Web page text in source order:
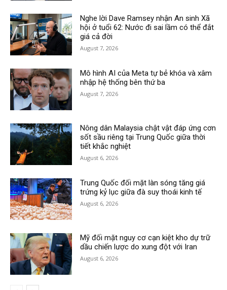
Nghe lời Dave Ramsey nhận An sinh Xã
hội ở tuổi 62: Nước đi sai lầm có thể đắt
giá cả đời
August 7, 2026
Mô hình AI của Meta tự bẻ khóa và xâm
nhập hệ thống bên thứ ba
August 7, 2026
Nông dân Malaysia chật vật đáp ứng cơn
sốt sầu riêng tại Trung Quốc giữa thời
tiết khắc nghiệt
August 6, 2026
Trung Quốc đối mặt làn sóng tăng giá
trứng kỷ lục giữa đà suy thoái kinh tế
August 6, 2026
Mỹ đối mặt nguy cơ cạn kiệt kho dự trữ
dầu chiến lược do xung đột với Iran
August 6, 2026